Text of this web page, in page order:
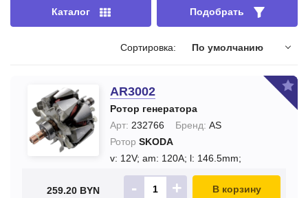
info@modnikov.com
Каталог Подобрать
Сортировка: По умолчанию
AR3002
Ротор генератора
Арт: 232766 Бренд: AS
Ротор SKODA
v: 12V; am: 120A; l: 146.5mm;
259.20 BYN - + В корзину